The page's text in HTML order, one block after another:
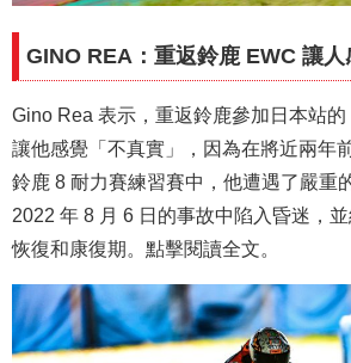
GINO REA：重返鈴鹿 EWC 讓人
Gino Rea 表示，重返鈴鹿參加日本站
讓他感覺「不真實」，因為在將近兩年
鈴鹿 8 耐力賽練習賽中，他遭遇了嚴重
2022 年 8 月 6 日的事故中陷入昏迷，
恢復和康復期。點擊閱讀全文。